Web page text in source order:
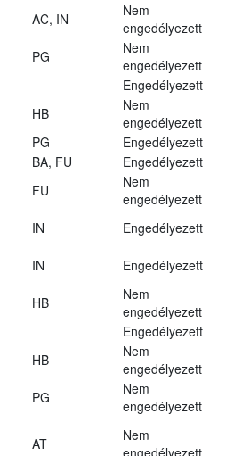
AC, IN
Nem
engedélyezett
PG
Nem
engedélyezett
Engedélyezett
HB
Nem
engedélyezett
PG
Engedélyezett
BA, FU
Engedélyezett
FU
Nem
engedélyezett
IN
Engedélyezett
IN Engedélyezett
HB
Nem
engedélyezett
Engedélyezett
HB
Nem
engedélyezett
PG
Nem
engedélyezett
AT
Nem